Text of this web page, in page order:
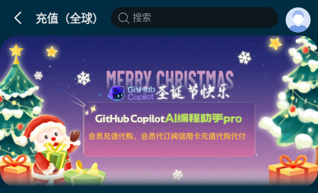
充值（全球） 搜索